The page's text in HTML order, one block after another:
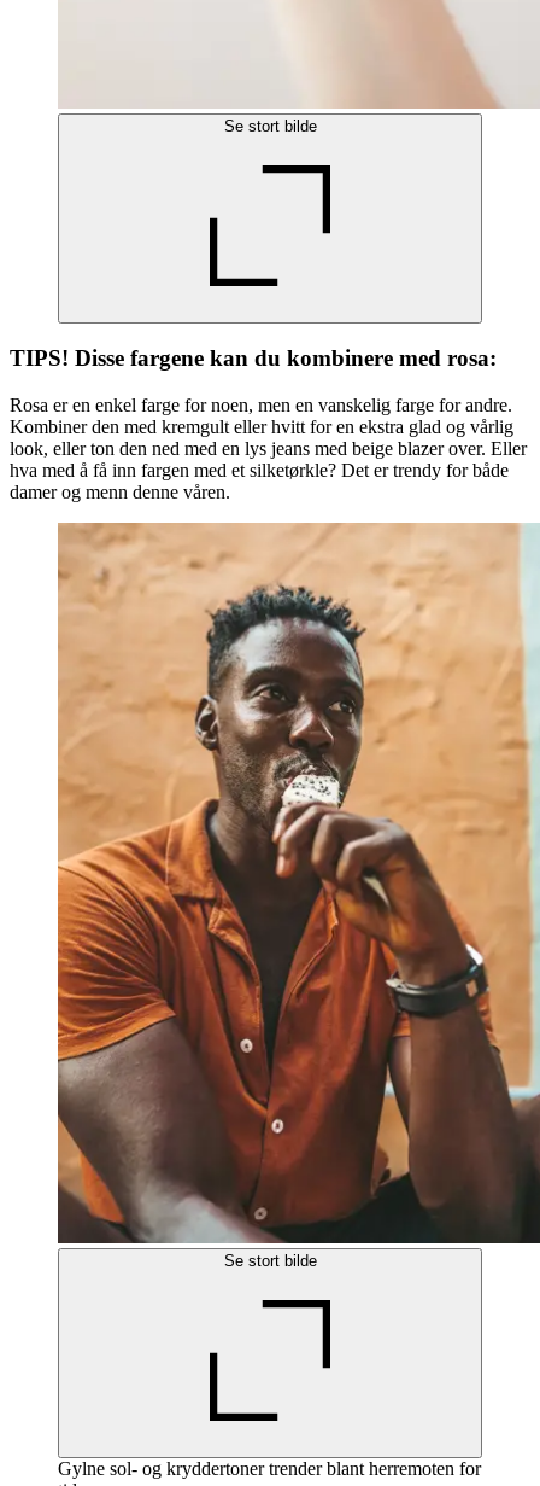
Se stort bilde
TIPS! Disse fargene kan du kombinere med rosa:
Rosa er en enkel farge for noen, men en vanskelig farge for andre.
Kombiner den med kremgult eller hvitt for en ekstra glad og vårlig
look, eller ton den ned med en lys jeans med beige blazer over. Eller
hva med å få inn fargen med et silketørkle? Det er trendy for både
damer og menn denne våren.
Se stort bilde
Gylne sol- og kryddertoner trender blant herremoten for